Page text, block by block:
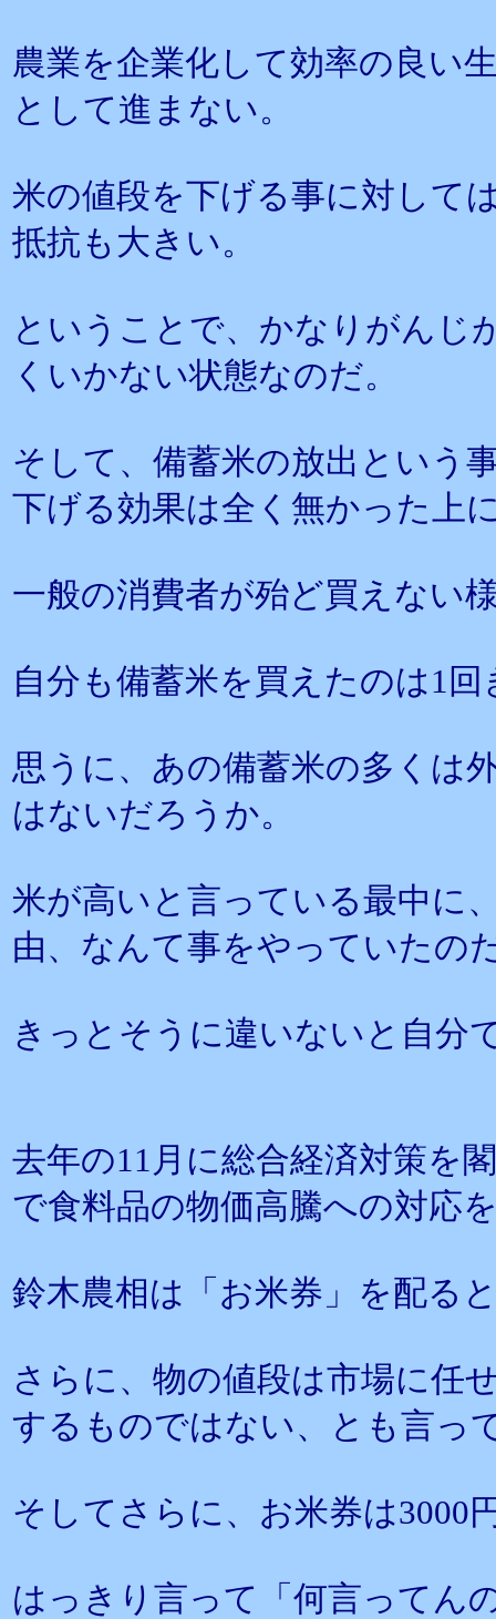
農業を企業化して効率の良い
として進まない。
米の値段を下げる事に対して
抵抗も大きい。
ということで、かなりがんじ
くいかない状態なのだ。
そして、備蓄米の放出という
下げる効果は全く無かった上
一般の消費者が殆ど買えない
自分も備蓄米を買えたのは1
思うに、あの備蓄米の多くは
はないだろうか。
米が高いと言っている最中に
由、なんて事をやっていたの
きっとそうに違いないと自分
去年の11月に総合経済対策を
で食料品の物価高騰への対応
鈴木農相は「お米券」を配る
さらに、物の値段は市場に任
するものではない、とも言っ
そしてさらに、お米券は3000
はっきり言って「何言ってん